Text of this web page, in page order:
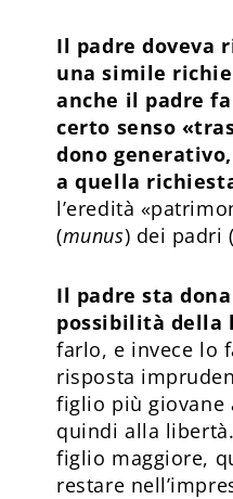
Il padre doveva
una simile
anche il padre
certo senso
dono
a quella
l’eredità
(munus) dei padri (
Il padre sta
possibilità della
farlo, e invece lo
risposta
figlio più giovane
quindi alla
figlio maggiore,
restare